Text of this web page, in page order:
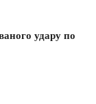
удару по